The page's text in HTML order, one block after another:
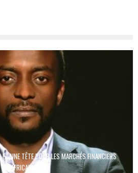
UNE TÊTE POUR LES MARCHÉS FINANCIERS
AFRICAINS